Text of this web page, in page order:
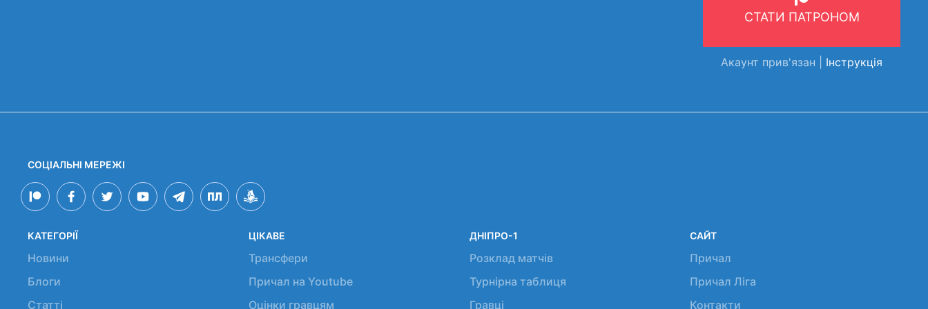
СТАТИ ПАТРОНОМ
Акаунт прив'язан | Інструкція
СОЦІАЛЬНІ МЕРЕЖІ
КАТЕГОРІЇ
Новини
Блоги
Статті
ЦІКАВЕ
Трансфери
Причал на Youtube
Оцінки гравцям
ДНІПРО-1
Розклад матчів
Турнірна таблиця
Гравці
САЙТ
Причал
Причал Ліга
Контакти